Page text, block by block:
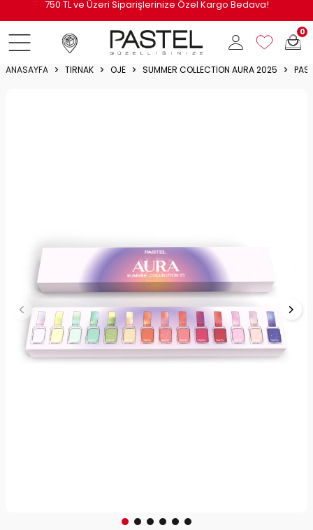
750 TL ve Üzeri Siparişlerinize Özel Kargo Bedava!
0
ANASAYFA TIRNAK OJE SUMMER COLLECTION AURA 2025